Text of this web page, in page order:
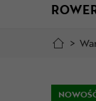
>